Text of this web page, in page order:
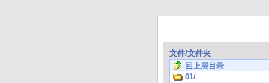
文件/文件夹
回上层目录
01/